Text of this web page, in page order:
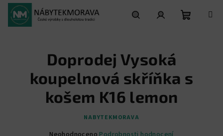
Přejít
obsah
Doprodej Vysoká
koupelnová skříňka s
košem K16 lemon
NABYTEKMORAVA
Průměrné